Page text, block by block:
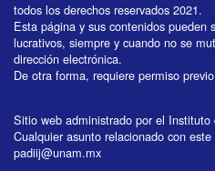
todos los derechos reservados 2021.
Esta página y sus contenidos pueden
lucrativos, siempre y cuando no se
dirección electrónica.
De otra forma, requiere permiso
Sitio web administrado por el Instituto
Cualquier asunto relacionado con
padiij@unam.mx